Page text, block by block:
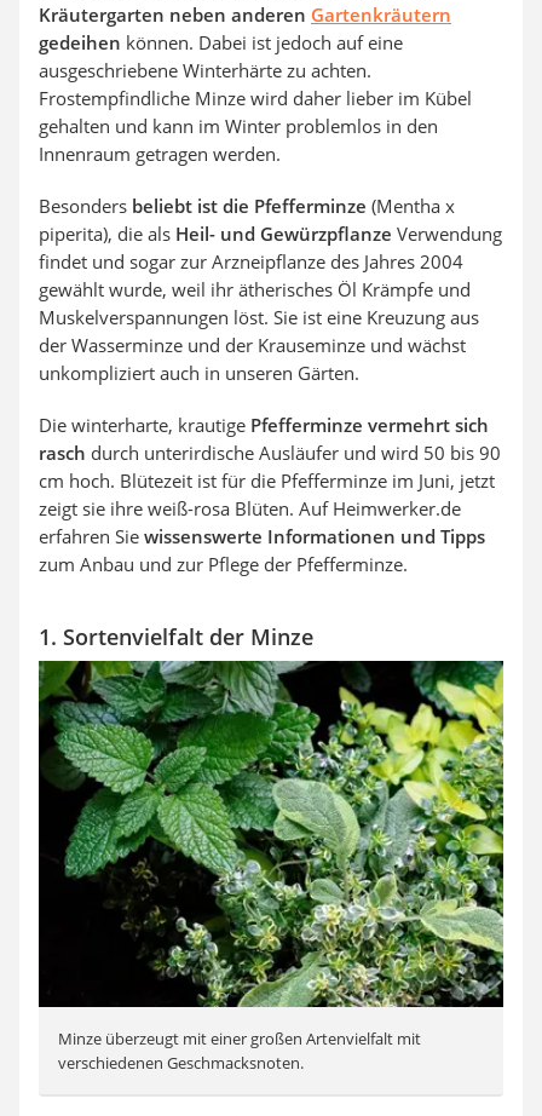
Kräutergarten neben anderen Gartenkräutern
gedeihen können. Dabei ist jedoch auf eine
ausgeschriebene Winterhärte zu achten.
Frostempfindliche Minze wird daher lieber im Kübel
gehalten und kann im Winter problemlos in den
Innenraum getragen werden.
Besonders beliebt ist die Pfefferminze (Mentha x
piperita), die als Heil- und Gewürzpflanze Verwendung
findet und sogar zur Arzneipflanze des Jahres 2004
gewählt wurde, weil ihr ätherisches Öl Krämpfe und
Muskelverspannungen löst. Sie ist eine Kreuzung aus
der Wasserminze und der Krauseminze und wächst
unkompliziert auch in unseren Gärten.
Die winterharte, krautige Pfefferminze vermehrt sich
rasch durch unterirdische Ausläufer und wird 50 bis 90
cm hoch. Blütezeit ist für die Pfefferminze im Juni, jetzt
zeigt sie ihre weiß-rosa Blüten. Auf Heimwerker.de
erfahren Sie wissenswerte Informationen und Tipps
zum Anbau und zur Pflege der Pfefferminze.
1. Sortenvielfalt der Minze
Minze überzeugt mit einer großen Artenvielfalt mit
verschiedenen Geschmacksnoten.